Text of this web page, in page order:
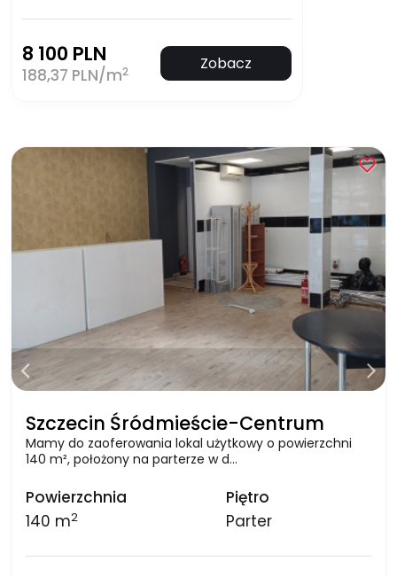
8 100 PLN
188,37 PLN/m2 Zobacz
Szczecin Śródmieście-Centrum
Mamy do zaoferowania lokal użytkowy o powierzchni
140 m², położony na parterze w d…
Powierzchnia
140 m2
Piętro
Parter